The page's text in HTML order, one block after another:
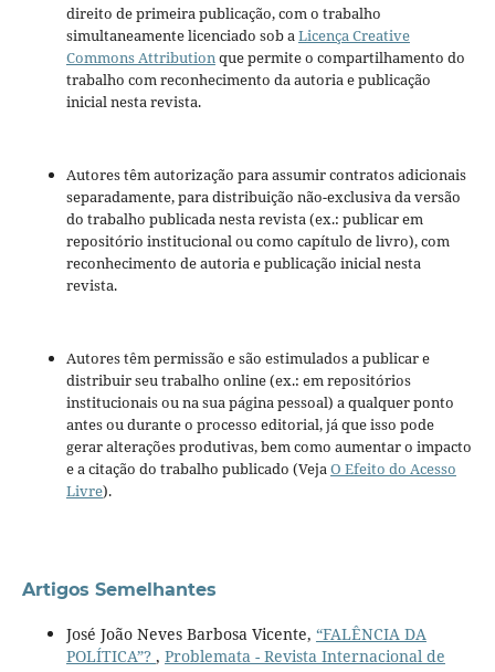
direito de primeira publicação, com o trabalho
simultaneamente licenciado sob aLicença Creative
Commons Attributionque permite o compartilhamento do
trabalho com reconhecimento da autoria e publicação
inicial nesta revista.
Autores têm autorização para assumir contratos adicionais
separadamente, para distribuição não-exclusiva da versão
do trabalho publicada nesta revista (ex.: publicar em
repositório institucional ou como capítulo de livro), com
reconhecimento de autoria e publicação inicial nesta
revista.
Autores têm permissão e são estimulados a publicar e
distribuir seu trabalho online (ex.: em repositórios
institucionais ou na sua página pessoal) a qualquer ponto
antes ou durante o processo editorial, já que isso pode
gerar alterações produtivas, bem como aumentar o impacto
e a citação do trabalho publicado (VejaO Efeito do Acesso
Livre).
Artigos Semelhantes
José João Neves Barbosa Vicente, “FALÊNCIA DA
POLÍTICA”? , Problemata - Revista Internacional de